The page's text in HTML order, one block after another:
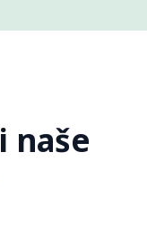
naše